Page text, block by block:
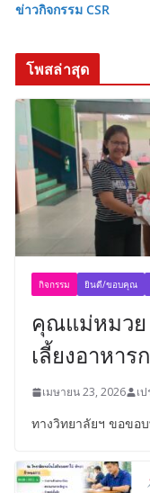
ข่าวกิจกรรม CSR
โพสล่าสุด
กิจกรรม ยินดี/ขอบคุณ
คุณแม่หมวย
เลี้ยงอาหาร
เมษายน 23, 2026 เ
ทางวิทยาลัยฯ ขอขอ